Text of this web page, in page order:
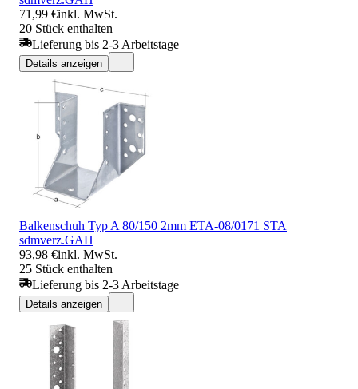
71,99 €inkl. MwSt.
20 Stück enthalten
Lieferung bis 2-3 Arbeitstage
Details anzeigen
Balkenschuh Typ A 80/150 2mm ETA-08/0171 STA
sdmverz.GAH
93,98 €inkl. MwSt.
25 Stück enthalten
Lieferung bis 2-3 Arbeitstage
Details anzeigen